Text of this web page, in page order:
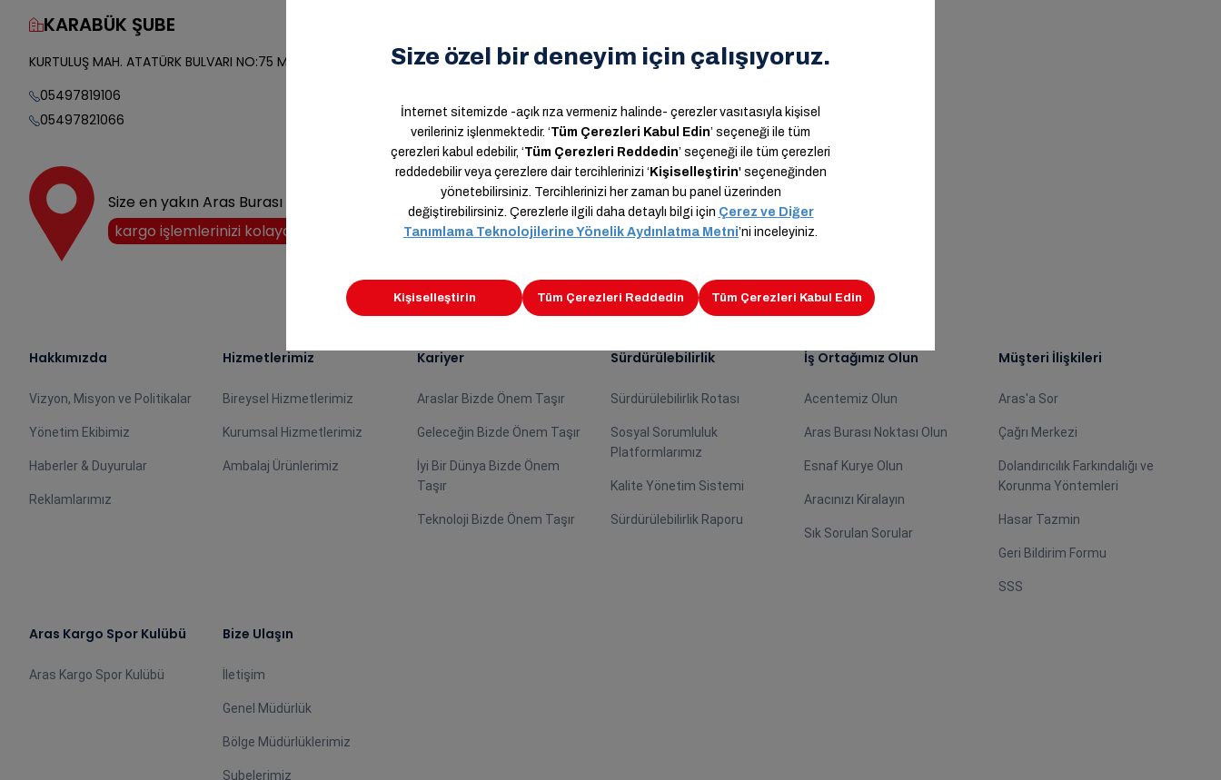
KARABÜK ŞUBE
KURTULUŞ MAH. ATATÜRK BULVARI NO:75 MERKEZ/KARABÜK
05497819106
05497821066
Size en yakın Aras Burası noktasını keşfedin,
kargo işlemlerinizi kolayca halledin!
Hakkımızda
Vizyon, Misyon ve Politikalar
Yönetim Ekibimiz
Haberler & Duyurular
Reklamlarımız
Hizmetlerimiz
Bireysel Hizmetlerimiz
Kurumsal Hizmetlerimiz
Ambalaj Ürünlerimiz
Kariyer
Araslar Bizde Önem Taşır
Geleceğin Bizde Önem Taşır
İyi Bir Dünya Bizde Önem
Taşır
Teknoloji Bizde Önem Taşır
Sürdürülebilirlik
Sürdürülebilirlik Rotası
Sosyal Sorumluluk
Platformlarımız
Kalite Yönetim Sistemi
Sürdürülebilirlik Raporu
İş Ortağımız Olun
Acentemiz Olun
Aras Burası Noktası Olun
Esnaf Kurye Olun
Aracınızı Kiralayın
Sık Sorulan Sorular
Müşteri İlişkileri
Aras'a Sor
Çağrı Merkezi
Dolandırıcılık Farkındalığı ve
Korunma Yöntemleri
Hasar Tazmin
Geri Bildirim Formu
SSS
Aras Kargo Spor Kulübü
Aras Kargo Spor Kulübü
Bize Ulaşın
İletişim
Genel Müdürlük
Bölge Müdürlüklerimiz
Şubelerimiz